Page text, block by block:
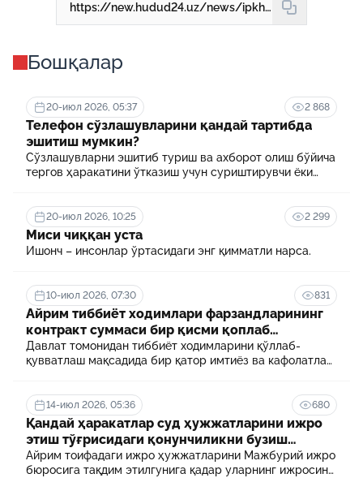
https://new.hudud24.uz/news/ipkh-khodimining-khukuklari-va-mazhburiiatlari-kandai
Бошқалар
20-июл 2026, 05:37 2 868
Телефон сўзлашувларини қандай тартибда
эшитиш мумкин?
Сўзлашувларни эшитиб туриш ва ахборот олиш бўйича
тергов ҳаракатини ўтказиш учун суриштирувчи ёки
20-июл 2026, 10:25 2 299
Миси чиққан уста
Ишонч – инсонлар ўртасидаги энг қимматли нарса.
10-июл 2026, 07:30 831
Айрим тиббиёт ходимлари фарзандларининг
контракт суммаси бир қисми қоплаб
берилади
Давлат томонидан тиббиёт ходимларини қўллаб-
қувватлаш мақсадида бир қатор имтиёз ва кафолатлар
муассасасида ўқиш учун тўланадиган контракт
маблағининг бир қисмини қоплаб бериш тартибидир
14-июл 2026, 05:36 680
Қандай ҳаракатлар суд ҳужжатларини ижро
этиш тўғрисидаги қонунчиликни бузиш
ҳисобланади? 5 муҳим факт
Айрим тоифадаги ижро ҳужжатларини Мажбурий ижро
бюросига тақдим этилгунига қадар уларнинг ижросини